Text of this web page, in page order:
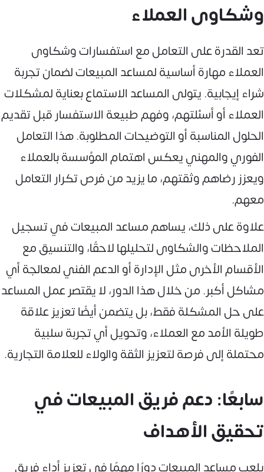
وشكاوى العملاء
تعد القدرة على التعامل مع استفسارات وشكاوى
العملاء مهارة أساسية لمساعد المبيعات لضمان تجربة
شراء إيجابية. يتولى المساعد الاستماع بعناية لمشكلات
العملاء أو أسئلتهم، وفهم طبيعة الاستفسار قبل تقديم
الحلول المناسبة أو التوضيحات المطلوبة. هذا التعامل
الفوري والمهني يعكس اهتمام المؤسسة بالعملاء
ويعزز رضاهم وثقتهم، ما يزيد من فرص تكرار التعامل
معهم.
علاوة على ذلك، يساهم مساعد المبيعات في تسجيل
الملاحظات والشكاوى لتحليلها لاحقًا، والتنسيق مع
الأقسام الأخرى مثل الإدارة أو الدعم الفني لمعالجة أي
مشاكل أكبر. من خلال هذا الدور، لا يقتصر عمل المساعد
على حل المشكلة فقط، بل يتضمن أيضًا تعزيز علاقة
طويلة الأمد مع العملاء، وتحويل أي تجربة سلبية
محتملة إلى فرصة لتعزيز الثقة والولاء للعلامة التجارية.
سابعًا: دعم فريق المبيعات في
تحقيق الأهداف
يلعب مساعد المبيعات دورًا مهمًا في تعزيز أداء فريق